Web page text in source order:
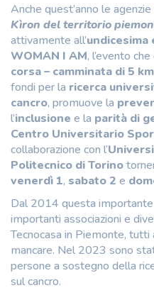
Anche quest’anno le agenzie
Kìron del territorio
attivamente all’undicesima
WOMAN I AM, l’evento
corsa – camminata di 5
fondi per la ricerca
cancro, promuove la
l’inclusione e la parità di
Centro Universitario
collaborazione con l’
Politecnico di Torino
venerdì 1, sabato 2 e
Dal 2014 questa
importanti associazioni e
Tecnocasa in Piemonte,
mancare. Nel 2023 sono
persone a sostegno della
sul cancro.